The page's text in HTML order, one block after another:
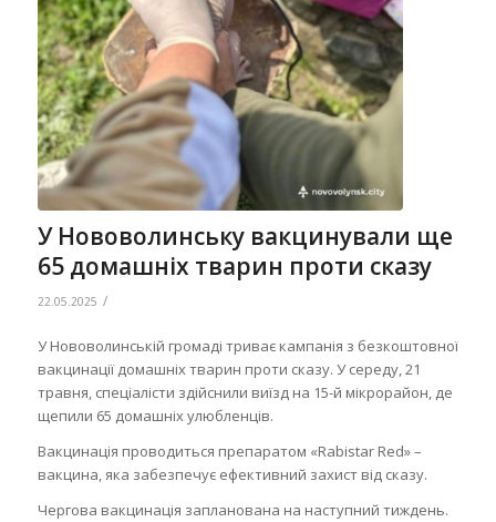
У Нововолинську вакцинували ще
65 домашніх тварин проти сказу
22.05.2025 /
У Нововолинській громаді триває кампанія з безкоштовної
вакцинації домашніх тварин проти сказу. У середу, 21
травня, спеціалісти здійснили виїзд на 15-й мікрорайон, де
щепили 65 домашніх улюбленців.
Вакцинація проводиться препаратом «Rabistar Red» –
вакцина, яка забезпечує ефективний захист від сказу.
Чергова вакцинація запланована на наступний тиждень.